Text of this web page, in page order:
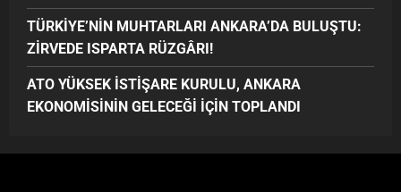
TÜRKİYE’NİN MUHTARLARI ANKARA’DA BULUŞTU:
ZİRVEDE ISPARTA RÜZGÂRI!
ATO YÜKSEK İSTİŞARE KURULU, ANKARA
EKONOMİSİNİN GELECEĞİ İÇİN TOPLANDI